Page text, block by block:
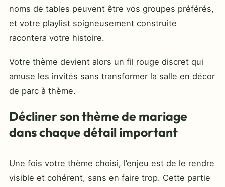
noms de tables peuvent être vos groupes préférés,
et votre playlist soigneusement construite
racontera votre histoire.
Votre thème devient alors un fil rouge discret qui
amuse les invités sans transformer la salle en décor
de parc à thème.
Décliner son thème de mariage
dans chaque détail important
Une fois votre thème choisi, l’enjeu est de le rendre
visible et cohérent, sans en faire trop. Cette partie